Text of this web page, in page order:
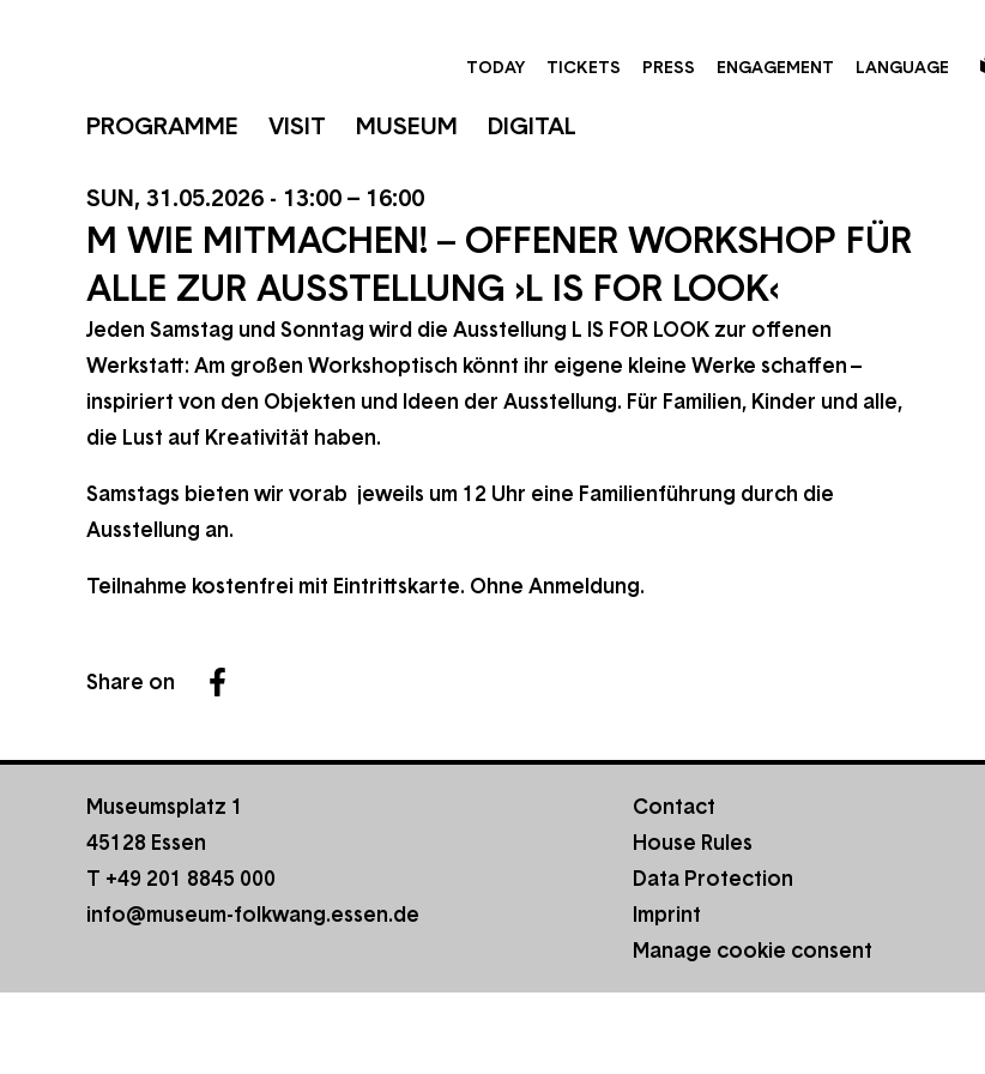
TODAY TICKETS PRESS ENGAGEMENT LANGUAGE
PROGRAMME VISIT MUSEUM DIGITAL
SUN, 31.05.2026 - 13:00– 16:00
M WIE MITMACHEN! – OFFENER WORKSHOP FÜR
ALLE ZUR AUSSTELLUNG ›L IS FOR LOOK‹
Jeden Samstag und Sonntag wird die Ausstellung L IS FOR LOOK zur offenen
Werkstatt: Am großen Workshoptisch könnt ihr eigene kleine Werke schaffen –
inspiriert von den Objekten und Ideen der Ausstellung. Für Familien, Kinder und alle,
die Lust auf Kreativität haben.
Samstags bieten wir vorab jeweils um 12 Uhr eine Familienführung durch die
Ausstellung an.
Teilnahme kostenfrei mit Eintrittskarte. Ohne Anmeldung.
Share on
Museumsplatz 1
45128 Essen
T +49 201 8845 000
info@museum-folkwang.essen.de
Footer
menu
Contact
House Rules
Data Protection
Imprint
Manage cookie consent